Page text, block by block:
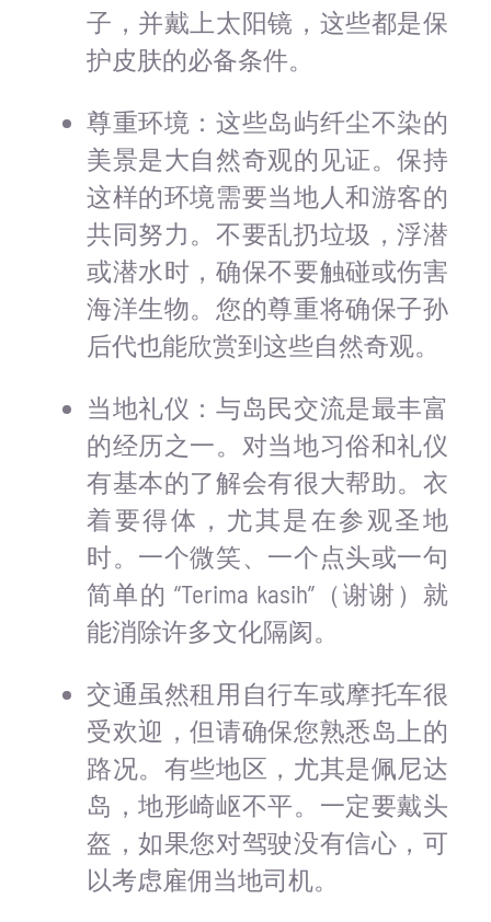
子，并戴上太阳镜，这些都是保
护皮肤的必备条件。
尊重环境：这些岛屿纤尘不染的
美景是大自然奇观的见证。保持
这样的环境需要当地人和游客的
共同努力。不要乱扔垃圾，浮潜
或潜水时，确保不要触碰或伤害
海洋生物。您的尊重将确保子孙
后代也能欣赏到这些自然奇观。
当地礼仪：与岛民交流是最丰富
的经历之一。对当地习俗和礼仪
有基本的了解会有很大帮助。衣
着要得体，尤其是在参观圣地
时。一个微笑、一个点头或一句
简单的 “Terima kasih”（谢谢）就
能消除许多文化隔阂。
交通虽然租用自行车或摩托车很
受欢迎，但请确保您熟悉岛上的
路况。有些地区，尤其是佩尼达
岛，地形崎岖不平。一定要戴头
盔，如果您对驾驶没有信心，可
以考虑雇佣当地司机。